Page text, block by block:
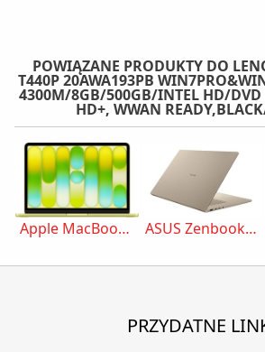
POWIĄZANE PRODUKTY DO
T440P 20AWA193PB
4300M/8GB/500GB/INTEL HD/
HD+, WWAN
Apple MacBook Neo (2026) – Cytrusowożółty (Yellow) ASUS Zenbook A16 (UX3607)
PRZYDATNE